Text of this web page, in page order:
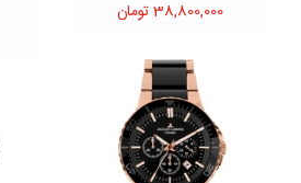
38,800,000 تومان